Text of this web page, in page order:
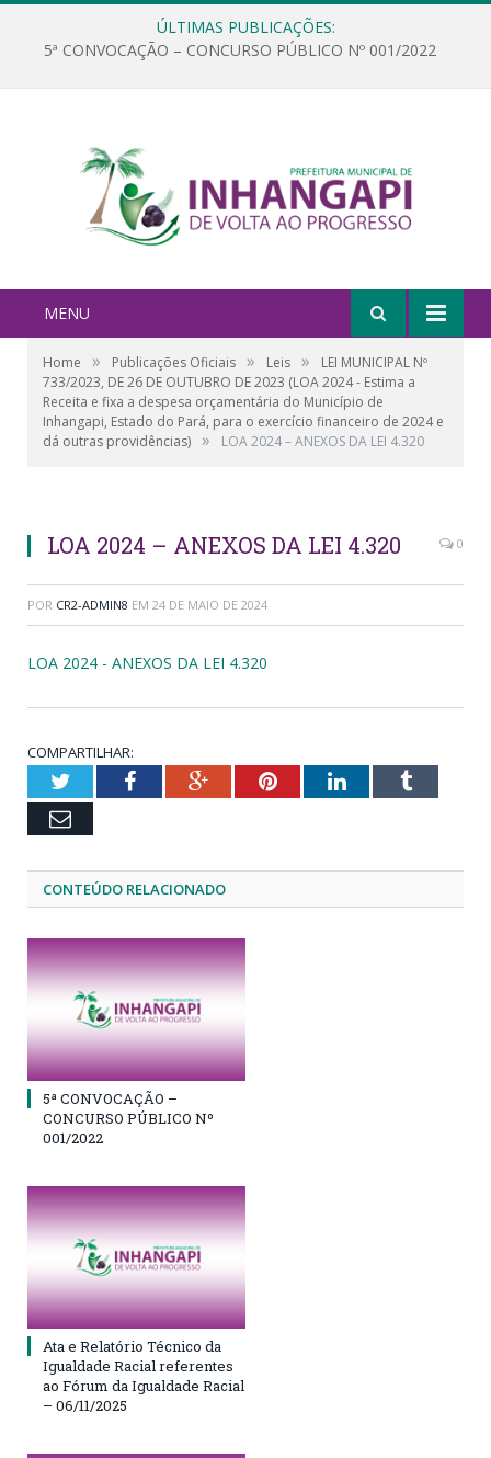
ÚLTIMAS PUBLICAÇÕES:
5ª CONVOCAÇÃO – CONCURSO PÚBLICO Nº 001/2022
MENU
Home » Publicações Oficiais » Leis »
LEI MUNICIPAL Nº
733/2023, DE 26 DE OUTUBRO DE 2023 (LOA 2024 - Estima a
Receita e fixa a despesa orçamentária do Município de
Inhangapi, Estado do Pará, para o exercício financeiro de 2024 e
dá outras providências) » LOA 2024 – ANEXOS DA LEI 4.320
LOA 2024 – ANEXOS DA LEI 4.320 0
POR CR2-ADMIN8 EM 24 DE MAIO DE 2024
LOA 2024 - ANEXOS DA LEI 4.320
COMPARTILHAR:
TwitterFacebookGoogle+PinterestLinkedInTumblr
Email
CONTEÚDO RELACIONADO
5ª CONVOCAÇÃO –
CONCURSO PÚBLICO Nº
001/2022
Ata e Relatório Técnico da
Igualdade Racial referentes
ao Fórum da Igualdade Racial
– 06/11/2025